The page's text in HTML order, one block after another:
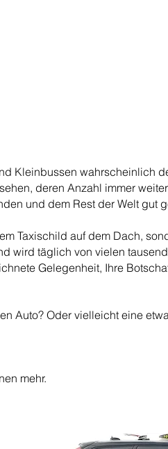
Kleinbussen wahrscheinlich
deren Anzahl immer
und dem Rest der Welt gut
Taxischild auf dem Dach,
wird täglich von vielen
Gelegenheit, Ihre
Auto? Oder vielleicht eine
mehr.